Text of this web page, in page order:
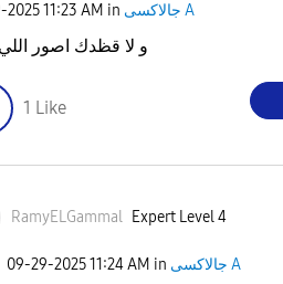
202511:23 AM in جالاكسى A
و لا قظدك اصور
1 Like
RamyELGammal Expert Level 4
‎09-29-202511:24 AM in جالاكسى A